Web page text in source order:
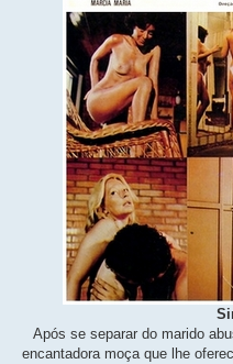
Após se separar do marido
encantadora moça que lhe